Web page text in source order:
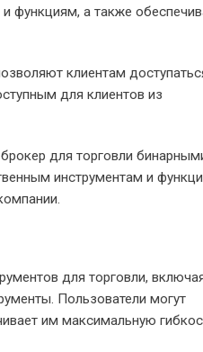
функциям, а также
клиентам
для клиентов из
для торговли
инструментам и
для торговли,
Пользователи могут
им максимальную